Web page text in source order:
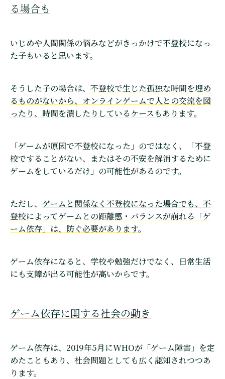
る場合も
いじめや人間関係の悩みなどがきっかけで不登校になっ
た子もいると思います。
そうした子の場合は、 不登校で生じた孤独な時間を埋め
るものがないから、オンラインゲームで人との交流を図
ったり、時間を潰したりしているケースもあります。
「ゲームが原因で不登校になった」のではなく、「不登
校ですることがない、またはその不安を解消するために
ゲームをしているだけ」の可能性があるのです。
ただし、 ゲームと関係なく不登校になった場合でも、不
登校によってゲームとの距離感・バランスが崩れる「ゲ
ーム依存」は、防ぐ必要があります。
ゲーム依存になると、学校や勉強だけでなく、日常生活
にも支障が出る可能性が高いからです。
ゲーム依存に関する社会の動き
ゲーム依存は、2019年5月にWHOが「ゲーム障害」を定
めたこともあり、社会問題としても広く認知されつつあ
ります。